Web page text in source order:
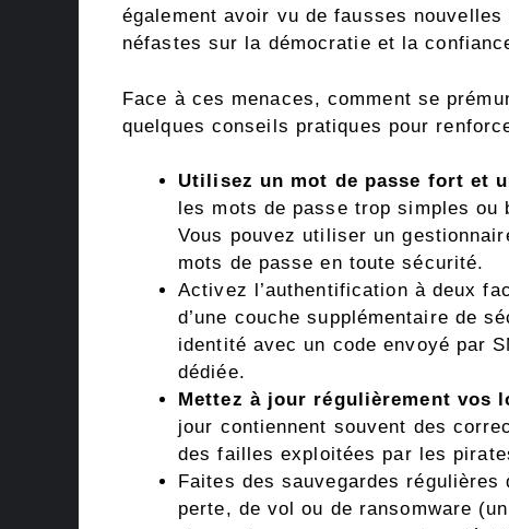
également avoir vu de fausses
néfastes sur la démocratie et la
Face à ces menaces, comment se
quelques conseils pratiques pour
Utilisez un mot de passe fort et
les mots de passe trop simples ou
Vous pouvez utiliser un
mots de passe en toute sécurité.
Activez l’authentification à deux
d’une couche supplémentaire de
identité avec un code envoyé par
dédiée.
Mettez à jour régulièrement vos
jour contiennent souvent des
des failles exploitées par les
Faites des sauvegardes
perte, de vol ou de ransomware